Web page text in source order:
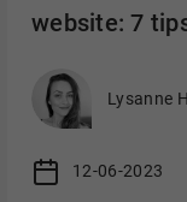
website: 7
Lysanne
12-06-2023